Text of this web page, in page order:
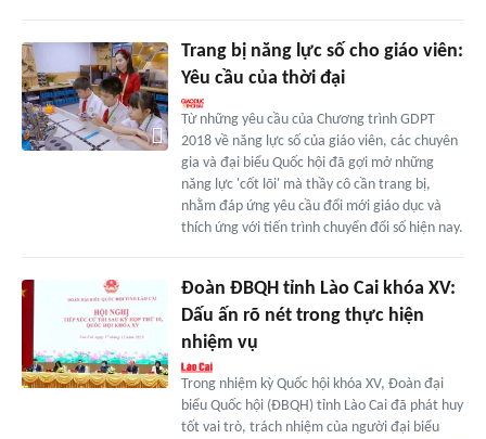
Trang bị năng lực số cho giáo viên:
Yêu cầu của thời đại
Từ những yêu cầu của Chương trình GDPT
2018 về năng lực số của giáo viên, các chuyên
gia và đại biểu Quốc hội đã gợi mở những
năng lực 'cốt lõi' mà thầy cô cần trang bị,
nhằm đáp ứng yêu cầu đổi mới giáo dục và
thích ứng với tiến trình chuyển đổi số hiện nay.
Đoàn ĐBQH tỉnh Lào Cai khóa XV:
Dấu ấn rõ nét trong thực hiện
nhiệm vụ
Trong nhiệm kỳ Quốc hội khóa XV, Đoàn đại
biểu Quốc hội (ĐBQH) tỉnh Lào Cai đã phát huy
tốt vai trò, trách nhiệm của người đại biểu